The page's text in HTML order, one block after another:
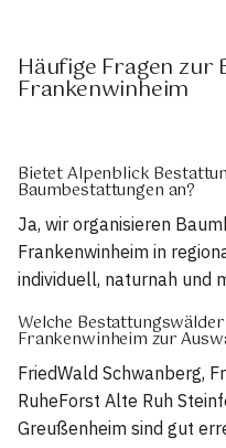
Häufige Fragen
Frankenwinheim
Bietet Alpenblick
Baumbestattungen an?
Ja, wir organisieren
Frankenwinheim in
individuell, naturnah und
Welche
Frankenwinheim zur
FriedWald Schwanberg,
RuheForst Alte Ruh
Greußenheim sind gut